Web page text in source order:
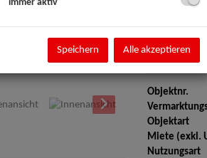
IMG_1813
Eckdaten
Objektnr.
Objektart
Miete (exkl.
Nutzungsart
immer aktiv
Speichern Alle akzeptieren